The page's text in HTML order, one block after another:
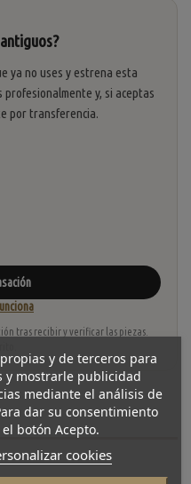
ya no uses y estrena esta
profesionalmente y, si aceptas
por transferencia.
tras recibir y verificar las piezas.
y de terceros para
y mostrarle publicidad
mediante el análisis de
dar su consentimiento
botón Acepto.
cookies